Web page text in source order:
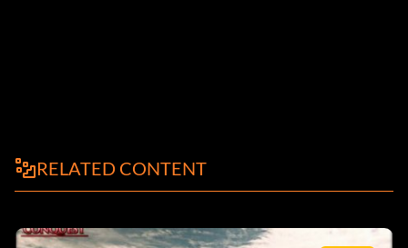
RELATED CONTENT